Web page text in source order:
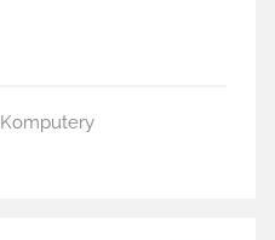
Komputery